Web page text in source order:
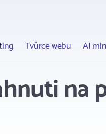
Tvůrce webu AI
na